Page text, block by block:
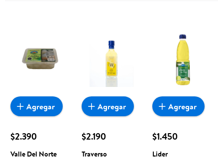
$2.390
Valle Del Norte
Agregar
$2.190
Traverso
Agregar
$1.450
Lider
Agregar